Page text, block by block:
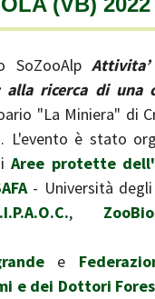
SoZooAlp
alla ricerca di una
"La Miniera" di
L'evento è stato
Aree protette
- Università
,
e
e dei Dottori